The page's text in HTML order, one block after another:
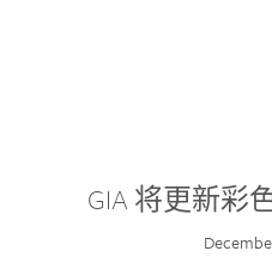
GIA 将更新彩